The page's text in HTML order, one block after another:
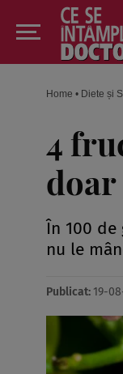
Home • Diete și
4
doar
În 100 de
nu le
Publicat: 19-